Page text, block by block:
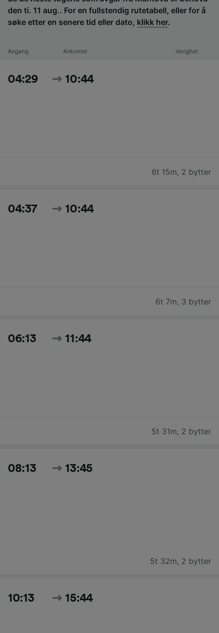
den ti. 11 aug.. For en fullstendig rutetabell, eller for å
søke etter en senere tid eller dato, klikk her.
Avgang Ankomst Varighet
04:29 10:44
6t 15m, 2 bytter
04:37 10:44
6t 7m, 3 bytter
06:13 11:44
5t 31m, 2 bytter
08:13 13:45
5t 32m, 2 bytter
10:13 15:44